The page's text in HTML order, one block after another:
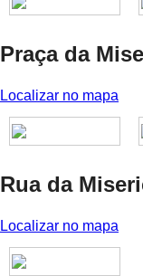
Praça da
Localizar no mapa
Rua da
Localizar no mapa